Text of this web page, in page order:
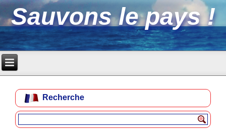
Sauvons le pays !
Recherche